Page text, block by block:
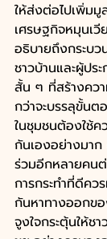
ให้ส่งต่อไปเพิ่ม
เศรษฐกิจหมุนเวี
อธิบายถึงกระบว
ชาวบ้านและผู้ปร
สั้น ๆ ที่สร้างควา
กว่าจะบรรลุขั้น
ในชุมชนต้องใช้ค
กันเองอย่างมา
ร่วมอีกหลายคน
การกระทำที่ดีคว
กันหาทางออกข
จูงใจกระตุ้นให้ช